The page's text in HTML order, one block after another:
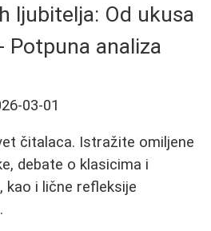
ljubitelja: Od ukusa
Potpuna analiza
03-01
čitalaca. Istražite omiljene
debate o klasicima i
kao i lične refleksije